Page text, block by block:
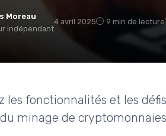
Moreau
indépendant
4 avril 2025 9 min de lecture
les fonctionnalités et les
minage de